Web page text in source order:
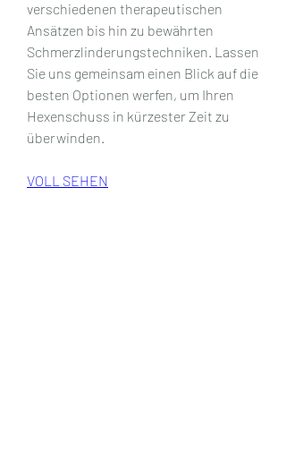
verschiedenen therapeutischen
Ansätzen bis hin zu bewährten
Schmerzlinderungstechniken. Lassen
Sie uns gemeinsam einen Blick auf die
besten Optionen werfen, um Ihren
Hexenschuss in kürzester Zeit zu
überwinden.
VOLL SEHEN